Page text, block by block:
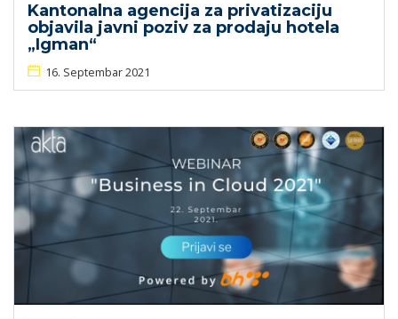
Kantonalna agencija za privatizaciju
objavila javni poziv za prodaju hotela
„Igman“
16. Septembar 2021